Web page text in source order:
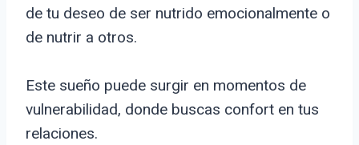
de tu deseo de ser nutrido emocionalmente o
de nutrir a otros.
Este sueño puede surgir en momentos de
vulnerabilidad, donde buscas confort en tus
relaciones.